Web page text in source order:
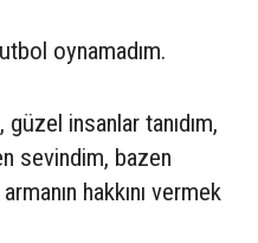
oynamadım.
insanlar tanıdım,
sevindim, bazen
hakkını vermek